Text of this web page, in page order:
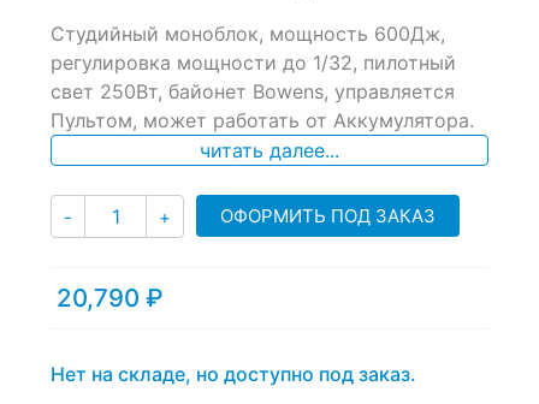
out
based
on
customer
ratings
Cтудийный моноблок, мощность 600Дж,
регулировка мощности до 1/32, пилотный
свет 250Вт, байонет Bowens, управляется
Пультом, может работать от Аккумулятора.
читать далее...
- Количество
+ ОФОРМИТЬ ПОД ЗАКАЗ
20,790 ₽
Нет на складе, но доступно под заказ.